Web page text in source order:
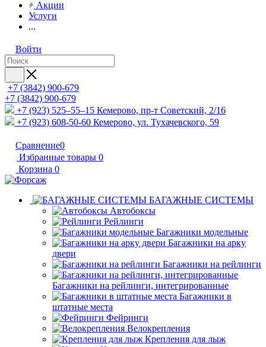
Акции
Услуги
...
Войти
+7 (3842) 900-679
+7 (3842) 900-679
+7 (923) 525–55–15 Кемерово, пр-т Советский, 2/16
+7 (923) 608-50-60 Кемерово, ул. Тухачевского, 59
Сравнение0
Избранные товары 0
Корзина 0
БАГАЖНЫЕ СИСТЕМЫ
Автобоксы
Рейлинги
Багажники модельные
Багажники на арку
двери
Багажники на рейлинги
Багажники на рейлинги, интегрированные
Багажники в
штатные места
Фейринги
Велокрепления
Крепления для лыж